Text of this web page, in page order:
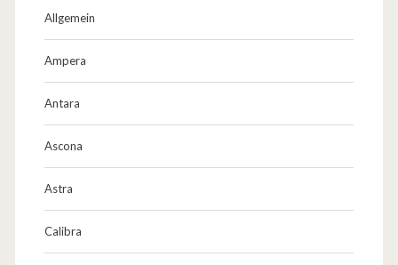
Allgemein
Ampera
Antara
Ascona
Astra
Calibra